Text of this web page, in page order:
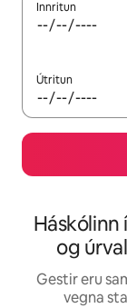
Innritun
Útritun
Háskólinn
og
Gestir eru
vegna